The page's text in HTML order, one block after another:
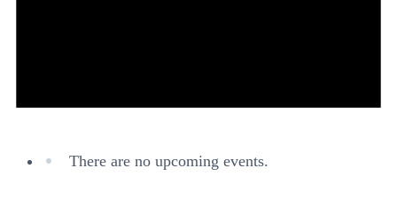
There are no upcoming events.